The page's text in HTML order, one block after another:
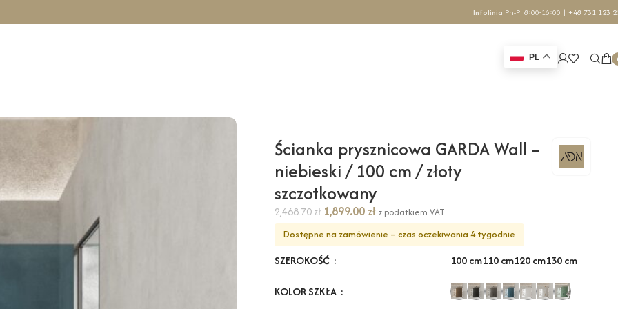
Infolinia Pn-Pt 8:00-16:00 | +48 731 123
PL
Ścianka prysznicowa GARDA Wall –
niebieski / 100 cm / złoty
szczotkowany
2,468.70zł 1,899.00 zł z podatkiem VAT
Dostępne na zamówienie – czas oczekiwania 4 tygodnie
SZEROKOŚĆ 100 cm110 cm120 cm130 cm
KOLOR SZKŁA